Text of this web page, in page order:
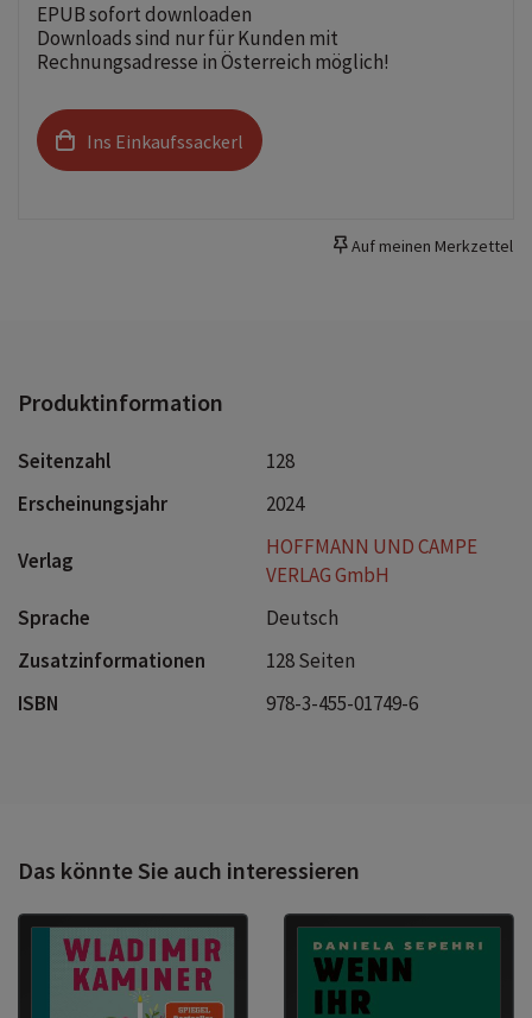
EPUB sofort downloaden
Downloads sind nur für Kunden mit
Rechnungsadresse in Österreich möglich!
Ins Einkaufssackerl
Auf meinen Merkzettel
Produktinformation
Seitenzahl
128
Erscheinungsjahr
2024
Verlag
HOFFMANN UND CAMPE
VERLAG GmbH
Sprache
Deutsch
Zusatzinformationen
128 Seiten
ISBN
978-3-455-01749-6
Das könnte Sie auch interessieren